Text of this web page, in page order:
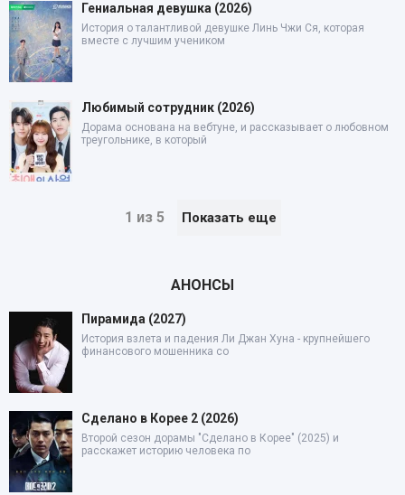
Гениальная девушка (2026)
История о талантливой девушке Линь Чжи Ся, которая
вместе с лучшим учеником
Любимый сотрудник (2026)
Дорама основана на вебтуне, и рассказывает о любовном
треугольнике, в который
1 из 5 Показать еще
АНОНСЫ
Пирамида (2027)
История взлета и падения Ли Джан Хуна - крупнейшего
финансового мошенника со
Сделано в Корее 2 (2026)
Второй сезон дорамы "Сделано в Корее" (2025) и
расскажет историю человека по